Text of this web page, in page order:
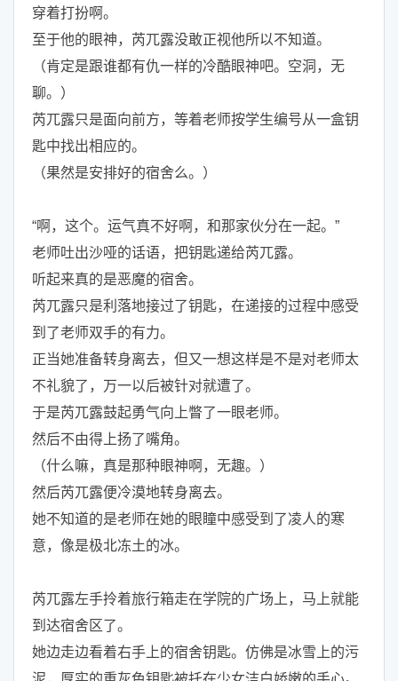
穿着打扮啊。
至于他的眼神，芮兀露没敢正视他所以不知道。
（肯定是跟谁都有仇一样的冷酷眼神吧。空洞，无
聊。）
芮兀露只是面向前方，等着老师按学生编号从一盒钥
匙中找出相应的。
（果然是安排好的宿舍么。）
“啊，这个。运气真不好啊，和那家伙分在一起。”
老师吐出沙哑的话语，把钥匙递给芮兀露。
听起来真的是恶魔的宿舍。
芮兀露只是利落地接过了钥匙，在递接的过程中感受
到了老师双手的有力。
正当她准备转身离去，但又一想这样是不是对老师太
不礼貌了，万一以后被针对就遭了。
于是芮兀露鼓起勇气向上瞥了一眼老师。
然后不由得上扬了嘴角。
（什么嘛，真是那种眼神啊，无趣。）
然后芮兀露便冷漠地转身离去。
她不知道的是老师在她的眼瞳中感受到了凌人的寒
意，像是极北冻土的冰。
芮兀露左手拎着旅行箱走在学院的广场上，马上就能
到达宿舍区了。
她边走边看着右手上的宿舍钥匙。仿佛是冰雪上的污